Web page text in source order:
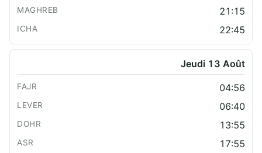
21:15
22:45
Jeudi 13 Août
04:56
06:40
13:55
17:55